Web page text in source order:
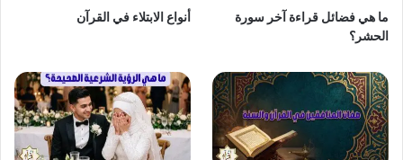
ما هي فضائل قراءة آخر سورة
الحشر؟
أنواع الابتلاء في القرآن